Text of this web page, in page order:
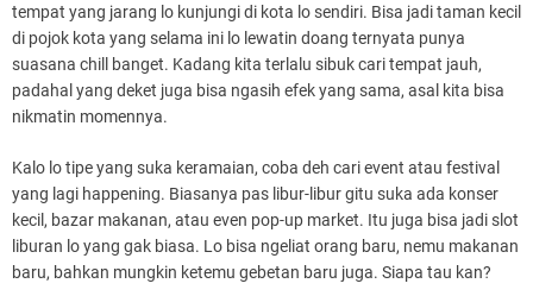
tempat yang jarang lo kunjungi di kota lo sendiri. Bisa jadi taman kecil
di pojok kota yang selama ini lo lewatin doang ternyata punya
suasana chill banget. Kadang kita terlalu sibuk cari tempat jauh,
padahal yang deket juga bisa ngasih efek yang sama, asal kita bisa
nikmatin momennya.
Kalo lo tipe yang suka keramaian, coba deh cari event atau festival
yang lagi happening. Biasanya pas libur-libur gitu suka ada konser
kecil, bazar makanan, atau even pop-up market. Itu juga bisa jadi slot
liburan lo yang gak biasa. Lo bisa ngeliat orang baru, nemu makanan
baru, bahkan mungkin ketemu gebetan baru juga. Siapa tau kan?